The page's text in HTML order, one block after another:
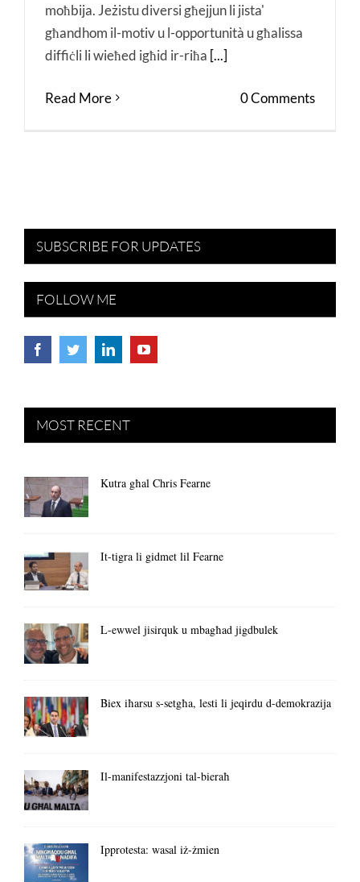
moħbija. Jeżistu diversi għejjun li jista'
għandhom il-motiv u l-opportunità u għalissa
diffiċli li wieħed igħid ir-riħa [...]
Read More 0 Comments
SUBSCRIBE FOR UPDATES
FOLLOW ME
MOST RECENT
Kutra għal Chris Fearne
It-tigra li gidmet lil Fearne
L-ewwel jisirquk u mbagħad jigdbulek
Biex iħarsu s-setgħa, lesti li jeqirdu d-demokrazija
Il-manifestazzjoni tal-bieraħ
Ipprotesta: wasal iż-żmien